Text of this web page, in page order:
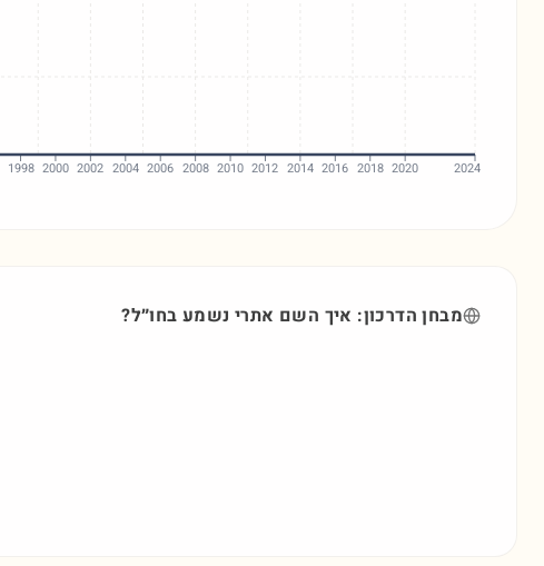
1998 2000 2002 2004 2006 2008 2010 2012 2014 2016 2018 2020 2024
מבחן הדרכון: איך השם אתרי נשמע בחו״ל?